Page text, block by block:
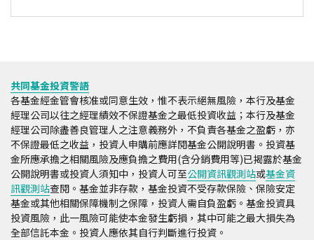
共同基金投資警語
各基金經金管會核准或同意生效，惟不表示絕無風險，本行及基金
經理公司以往之經理績效不保證基金之最低投資收益；本行及基金
經理公司除盡善良管理人之注意義務外，不負責各基金之盈虧，亦
不保證最低之收益，投資人申購前應詳閱基金公開說明書。投資基
金所應承擔之相關風險及應負擔之費用(含分銷費用等)已揭露於基金
公開說明書或投資人須知中，投資人可至公開資訊觀測站或基金資
訊觀測站查閱。基金並非存款，基金投資不受存款保險、保險安定
基金或其他相關保障機制之保障，投資人需自負盈虧。基金投資具
投資風險，此一風險可能使本金發生虧損，其中可能之最大損失為
全部信託本金。投資人應依其自行判斷進行投資。